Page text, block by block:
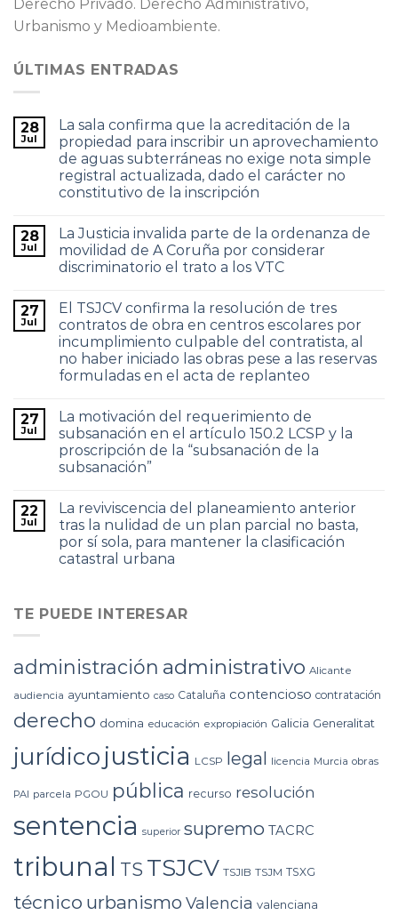
Derecho Privado. Derecho Administrativo,
Urbanismo y Medioambiente.
ÚLTIMAS ENTRADAS
28
Jul
La sala confirma que la acreditación de la
propiedad para inscribir un aprovechamiento
de aguas subterráneas no exige nota simple
registral actualizada, dado el carácter no
constitutivo de la inscripción
28
Jul
La Justicia invalida parte de la ordenanza de
movilidad de A Coruña por considerar
discriminatorio el trato a los VTC
27
Jul
El TSJCV confirma la resolución de tres
contratos de obra en centros escolares por
incumplimiento culpable del contratista, al
no haber iniciado las obras pese a las reservas
formuladas en el acta de replanteo
27
Jul
La motivación del requerimiento de
subsanación en el artículo 150.2 LCSP y la
proscripción de la “subsanación de la
subsanación”
22
Jul
La reviviscencia del planeamiento anterior
tras la nulidad de un plan parcial no basta,
por sí sola, para mantener la clasificación
catastral urbana
TE PUEDE INTERESAR
administración administrativo Alicante
audiencia ayuntamiento caso Cataluña contencioso contratación
derecho domina educación expropiación Galicia Generalitat
jurídico justicia LCSP legal licencia Murcia obras
PAI parcela PGOU pública recurso resolución
sentencia superior supremo TACRC
tribunal TS TSJCV TSJIB TSJM TSXG
técnico urbanismo Valencia valenciana